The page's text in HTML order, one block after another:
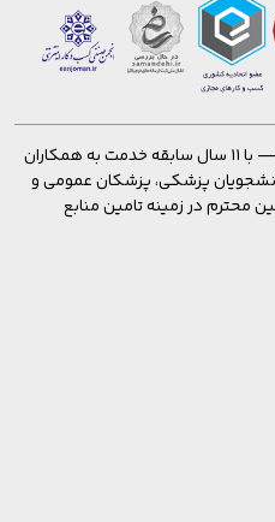
نشر روبراه ۱۳۸۴-۱۴۰۵ — با ۱۱ سال سابقه خدمت به همکاران
پزشکی، پزشکان عمومی و
محترم در زمینه تامین منابع